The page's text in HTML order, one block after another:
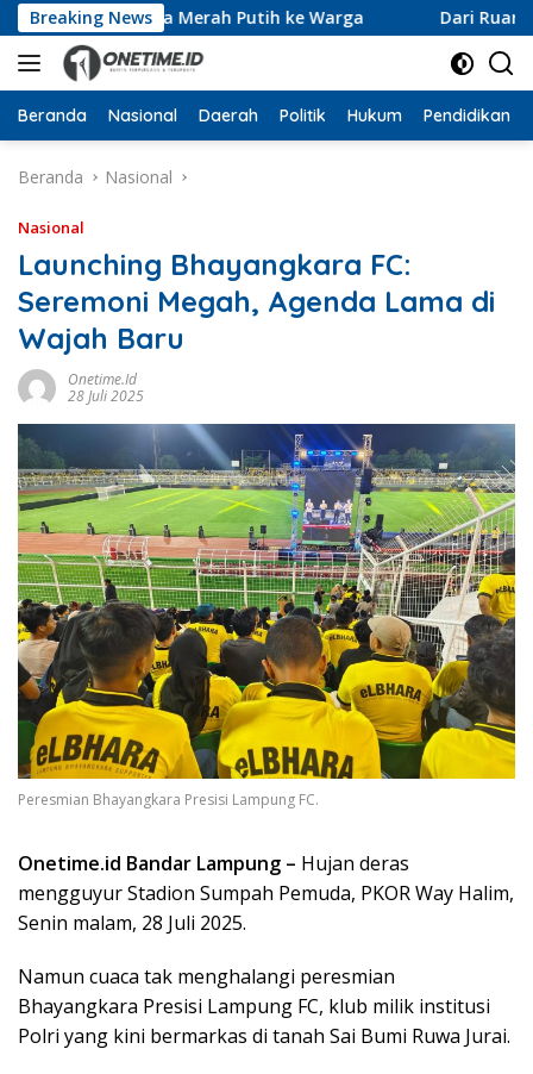
Langsung
ke
konten
Breaking News
Bendera Merah Putih ke Warga Dari Ruang
Beranda Nasional Daerah Politik Hukum Pendidikan
Beranda Nasional
Nasional
Launching Bhayangkara FC:
Seremoni Megah, Agenda Lama di
Wajah Baru
Onetime.id
28 Juli 2025
Peresmian Bhayangkara Presisi Lampung FC.
Onetime.id Bandar Lampung – Hujan deras
mengguyur Stadion Sumpah Pemuda, PKOR Way Halim,
Senin malam, 28 Juli 2025.
Namun cuaca tak menghalangi peresmian
Bhayangkara Presisi Lampung FC, klub milik institusi
Polri yang kini bermarkas di tanah Sai Bumi Ruwa Jurai.